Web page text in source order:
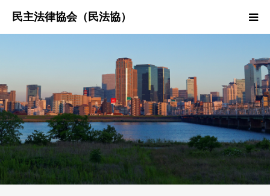
民法協とは
民主法律時報
決議・声明・意見書